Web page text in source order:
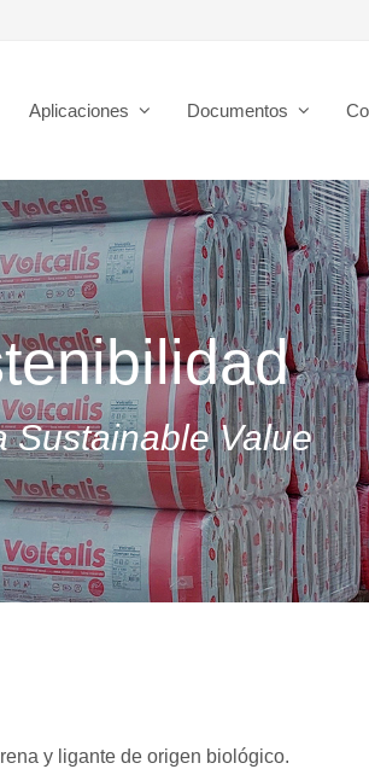
Aplicaciones Documentos
Sustainable Value
y ligante de origen biológico.